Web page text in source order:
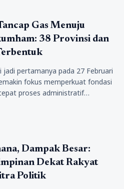
Gas Menuju
38 Provinsi dan
jadi pertamanya pada 27 Februari
fokus memperkuat fondasi
proses administratif…
Dampak Besar:
Dekat Rakyat
Politik